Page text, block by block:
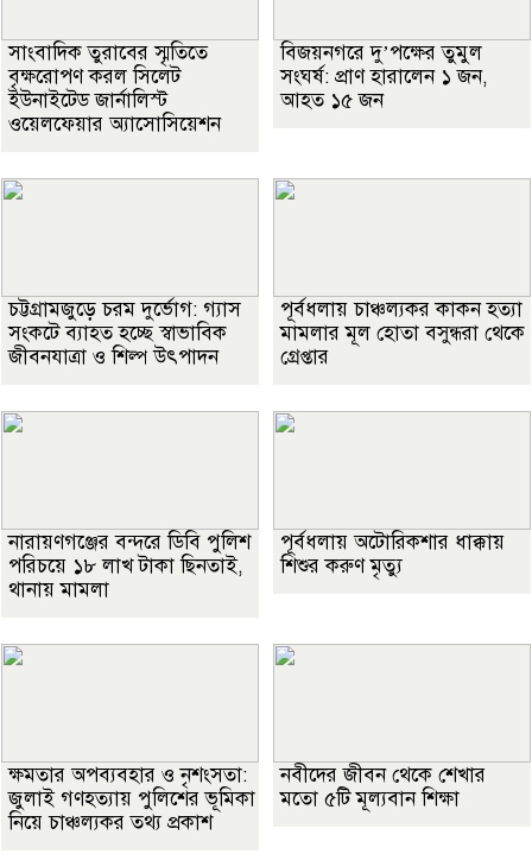
সাংবাদিক তুরাবের স্মৃতিতে
বৃক্ষরোপণ করল সিলেট
ইউনাইটেড জার্নালিস্ট
ওয়েলফেয়ার অ্যাসোসিয়েশন
বিজয়নগরে দু’পক্ষের তুমুল
সংঘর্ষ: প্রাণ হারালেন ১ জন,
আহত ১৫ জন
চট্টগ্রামজুড়ে চরম দুর্ভোগ: গ্যাস
সংকটে ব্যাহত হচ্ছে স্বাভাবিক
জীবনযাত্রা ও শিল্প উৎপাদন
পূর্বধলায় চাঞ্চল্যকর কাকন হত্যা
মামলার মূল হোতা বসুন্ধরা থেকে
গ্রেপ্তার
নারায়ণগঞ্জের বন্দরে ডিবি পুলিশ
পরিচয়ে ১৮ লাখ টাকা ছিনতাই,
থানায় মামলা
পূর্বধলায় অটোরিকশার ধাক্কায়
শিশুর করুণ মৃত্যু
ক্ষমতার অপব্যবহার ও নৃশংসতা:
জুলাই গণহত্যায় পুলিশের ভূমিকা
নিয়ে চাঞ্চল্যকর তথ্য প্রকাশ
নবীদের জীবন থেকে শেখার
মতো ৫টি মূল্যবান শিক্ষা